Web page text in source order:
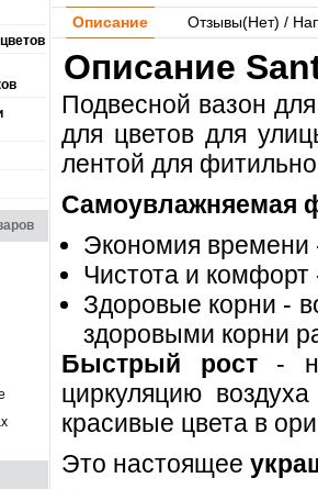
Описание Отзывы(Нет) /
Описание
Подвесной вазон
для цветов для
лентой для
Самоувлажняемая
Экономия времени
Чистота и комфорт
Здоровые корни -
здоровыми корни
Быстрый рост-
циркуляцию
красивые цвета в
Это настоящее